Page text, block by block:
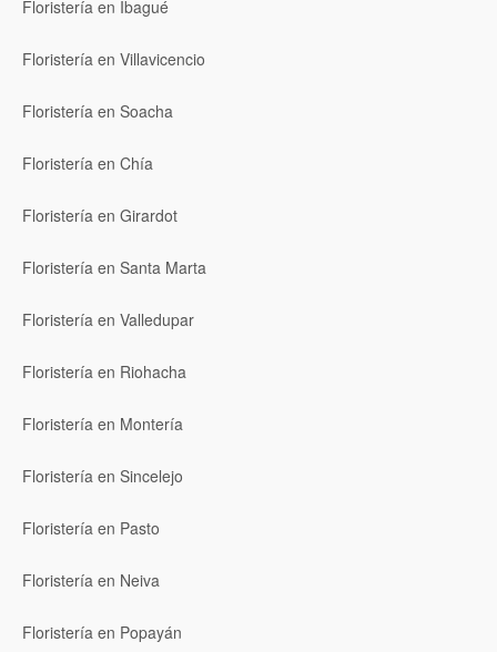
Floristería en Ibagué
Floristería en Villavicencio
Floristería en Soacha
Floristería en Chía
Floristería en Girardot
Floristería en Santa Marta
Floristería en Valledupar
Floristería en Riohacha
Floristería en Montería
Floristería en Sincelejo
Floristería en Pasto
Floristería en Neiva
Floristería en Popayán